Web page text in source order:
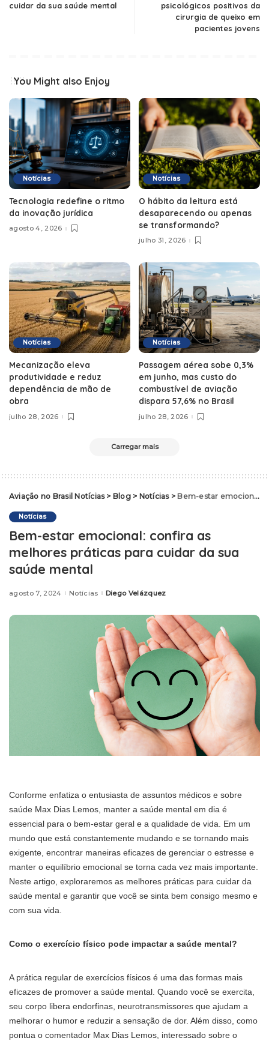
cuidar da sua saúde mental
psicológicos positivos da
cirurgia de queixo em
pacientes jovens
You Might also Enjoy
Notícias
Tecnologia redefine o ritmo
da inovação jurídica
agosto 4, 2026
Notícias
O hábito da leitura está
desaparecendo ou apenas
se transformando?
julho 31, 2026
Notícias
Mecanização eleva
produtividade e reduz
dependência de mão de
obra
julho 28, 2026
Notícias
Passagem aérea sobe 0,3%
em junho, mas custo do
combustível de aviação
dispara 57,6% no Brasil
julho 28, 2026
Carregar mais
Aviação no Brasil Notícias> Blog> Notícias> Bem-estar emocional: confira as melhores práticas para cuidar da sua saúde mental
Notícias
Bem-estar emocional: confira as
melhores práticas para cuidar da sua
saúde mental
agosto 7, 2024 NotíciasPosted
Diego Velázquez
Conforme enfatiza o entusiasta de assuntos médicos e sobre
saúde Max Dias Lemos, manter a saúde mental em dia é
essencial para o bem-estar geral e a qualidade de vida. Em um
mundo que está constantemente mudando e se tornando mais
exigente, encontrar maneiras eficazes de gerenciar o estresse e
manter o equilíbrio emocional se torna cada vez mais importante.
Neste artigo, exploraremos as melhores práticas para cuidar da
saúde mental e garantir que você se sinta bem consigo mesmo e
com sua vida.
Como o exercício físico pode impactar a saúde mental?
A prática regular de exercícios físicos é uma das formas mais
eficazes de promover a saúde mental. Quando você se exercita,
seu corpo libera endorfinas, neurotransmissores que ajudam a
melhorar o humor e reduzir a sensação de dor. Além disso, como
pontua o comentador Max Dias Lemos, interessado sobre o